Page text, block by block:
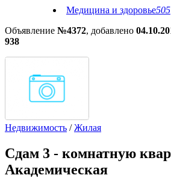
Медицина и здоровье505
Объявление №4372, добавлено
938
Недвижимость /Жилая
Сдам 3 - комнатную
Академическая